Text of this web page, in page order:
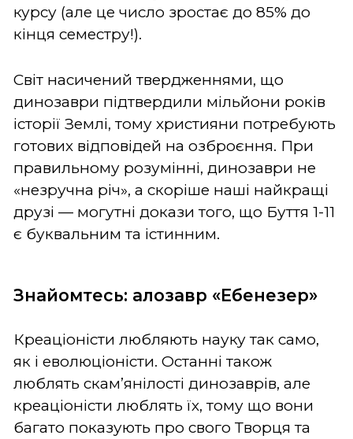
курсу (але це число зростає до 85% до
кінця семестру!).
Світ насичений твердженнями, що
динозаври підтвердили мільйони років
історії Землі, тому християни потребують
готових відповідей на озброєння. При
правильному розумінні, динозаври не
«незручна річ», а скоріше наші найкращі
друзі — могутні докази того, що Буття 1-11
є буквальним та істинним.
Знайомтесь: алозавр «Ебенезер»
Креаціоністи любляють науку так само,
як і еволюціоністи. Останні також
люблять скам’янілості динозаврів, але
креаціоністи люблять їх, тому що вони
багато показують про свого Творця та